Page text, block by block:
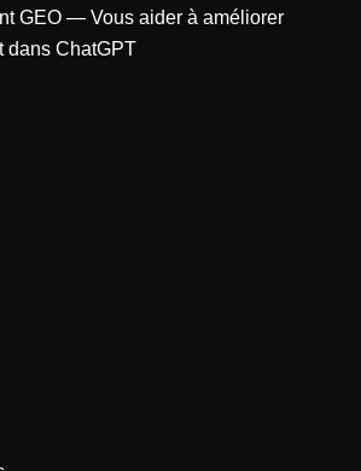
GEO — Vous aider à améliorer
dans ChatGPT